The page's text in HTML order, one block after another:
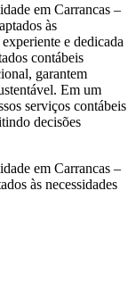
em Carrancas –
às
e dedicada
contábeis
garantem
Em um
serviços contábeis
decisões
em Carrancas –
às necessidades